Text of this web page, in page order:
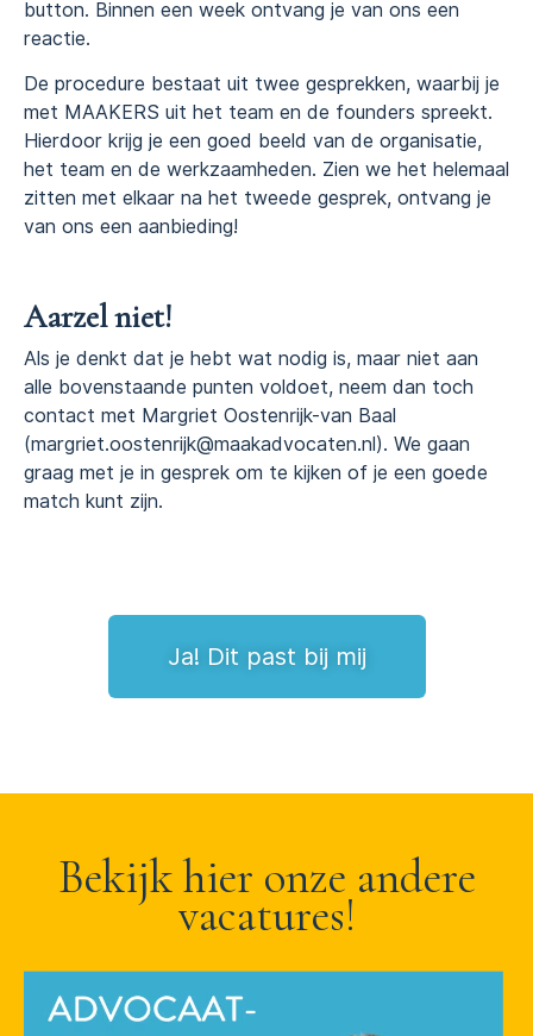
button. Binnen een week ontvang je van ons een
reactie.
De procedure bestaat uit twee gesprekken, waarbij je
met MAAKERS uit het team en de founders spreekt.
Hierdoor krijg je een goed beeld van de organisatie,
het team en de werkzaamheden. Zien we het helemaal
zitten met elkaar na het tweede gesprek, ontvang je
van ons een aanbieding!
Aarzel niet!
Als je denkt dat je hebt wat nodig is, maar niet aan
alle bovenstaande punten voldoet, neem dan toch
contact met Margriet Oostenrijk-van Baal
(margriet.oostenrijk@maakadvocaten.nl). We gaan
graag met je in gesprek om te kijken of je een goede
match kunt zijn.
Ja! Dit past bij mij
Bekijk hier onze andere
vacatures!